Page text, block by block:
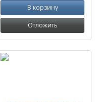
В корзину
Отложить